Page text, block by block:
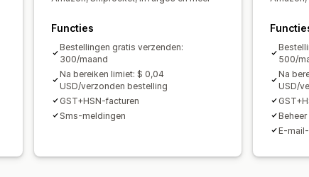
Functies
Bestellingen gratis verzenden:
300/maand
Na bereiken limiet: $ 0,04
USD/verzonden bestelling
GST+HSN-facturen
Sms-meldingen
500/
Na
USD/
E-